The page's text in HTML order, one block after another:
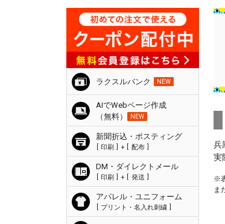
ラクスルバンク NEW
AIでWebページ作成
（無料）
NEW
新聞折込・ポスティング
印刷 + 配布
DM・ダイレクトメール
印刷 + 発送
アパレル・ユニフォーム
プリント・名入れ刺繍
兵
実
※
ま